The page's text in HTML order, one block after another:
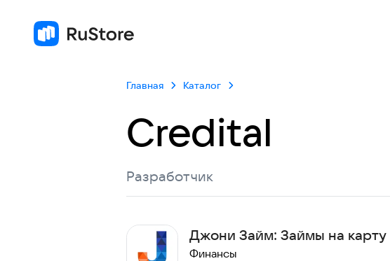
Главная Каталог
Credital
Разработчик
Джони Займ: Займы на карту
Финансы